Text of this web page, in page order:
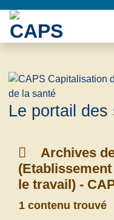
Le portail
Archives
le travail) -
1 contenu trouvé